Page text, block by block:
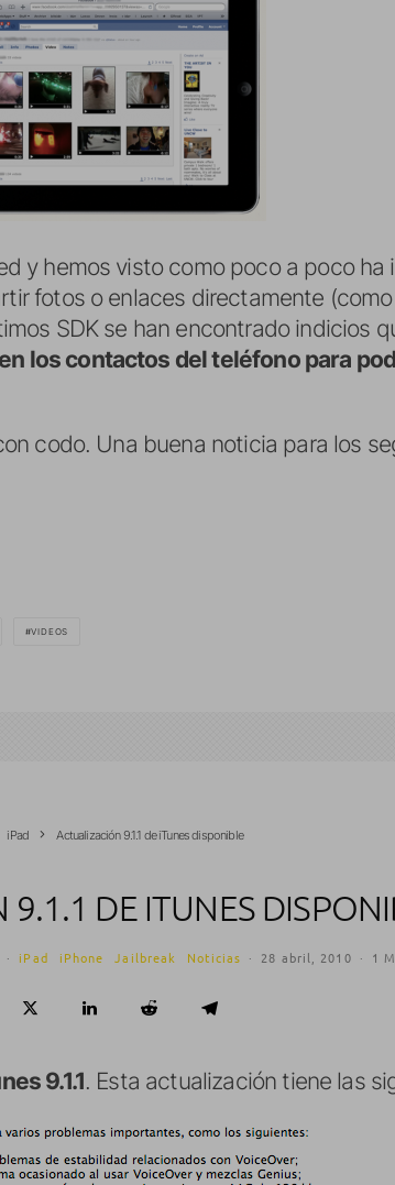
y hemos visto como poco a poco ha
fotos o enlaces directamente
SDK se han encontrado indicios
los contactos del teléfono para
codo. Una buena noticia para los
VIDEOS
iPad Actualización 9.1.1 de iTunes disponible
DE ITUNES
· iPad iPhone Jailbreak Noticias · 28 abril, 2010 · 1
9.1.1. Esta actualización tiene las